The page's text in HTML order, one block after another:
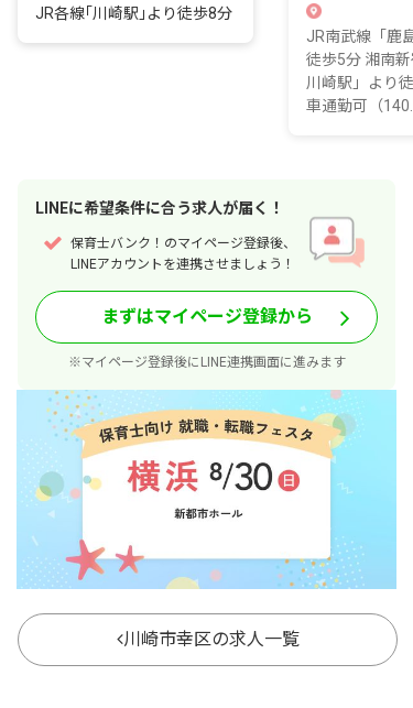
JR各線｢川崎駅｣より徒歩8分
JR南武線「鹿
徒歩5分 湘南
川崎駅」より
車通勤可（140...
LINEに希望条件に合う求人が届く！
保育士バンク！のマイページ登録後、
LINEアカウントを連携させましょう！
まずはマイページ登録から
※マイページ登録後にLINE連携画面に進みます
川崎市幸区の求人一覧